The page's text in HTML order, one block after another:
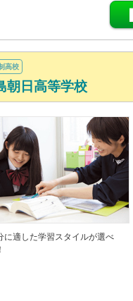
高校
朝日高等学校
に適した学習スタイルが選べ